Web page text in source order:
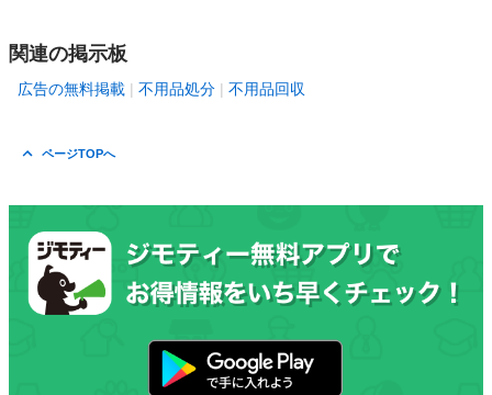
関連の掲示板
広告の無料掲載 不用品処分 不用品回収
ページTOPへ